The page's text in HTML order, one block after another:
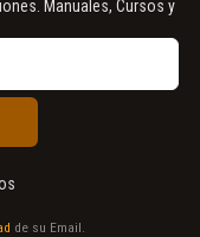
Manuales, Cursos y
de su Email.